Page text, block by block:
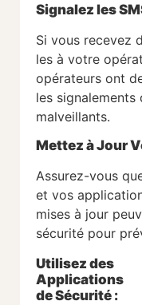
Signalez les
Si vous recevez
les à votre
opérateurs ont
les signalements
malveillants.
Mettez à Jour
Assurez-vous
et vos
mises à jour
sécurité pour
Utilisez des
Applications
de Sécurité :